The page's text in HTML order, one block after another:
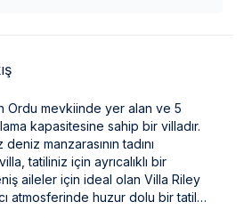
Ordu mevkiinde yer alan ve 5
kapasitesine sahip bir villadır.
deniz manzarasının tadını
tatiliniz için ayrıcalıklı bir
aileler için ideal olan Villa Riley
atmosferinde huzur dolu bir tatil